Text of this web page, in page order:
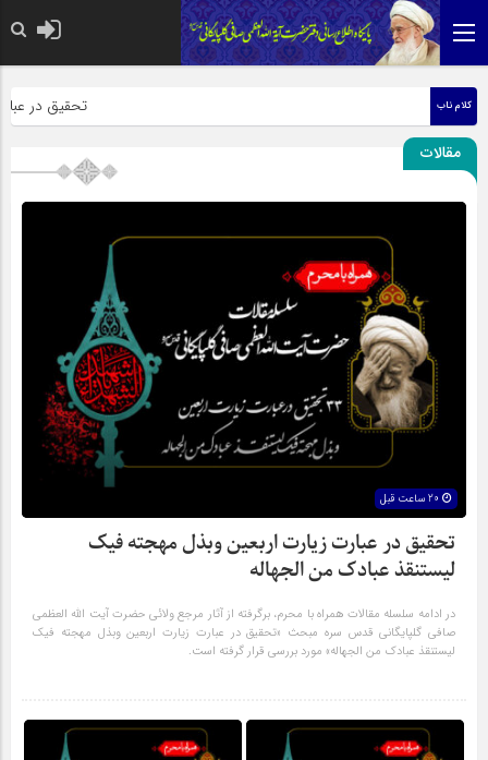
کلام ناب تحقیق در
مقالات
تحقیق در عبارت زیارت اربعین وبذل مهجته فیک
لیستنقذ عبادک من الجهاله
در ادامه سلسله مقالات همراه با محرم، برگرفته از آثار مرجع ولائی حضرت آیت الله العظمی
صافی گلپایگانی قدس سره مبحث «تحقیق در عبارت زیارت اربعین وبذل مهجته فیک
لیستنقذ عبادک من الجهاله» مورد بررسی قرار گرفته است.